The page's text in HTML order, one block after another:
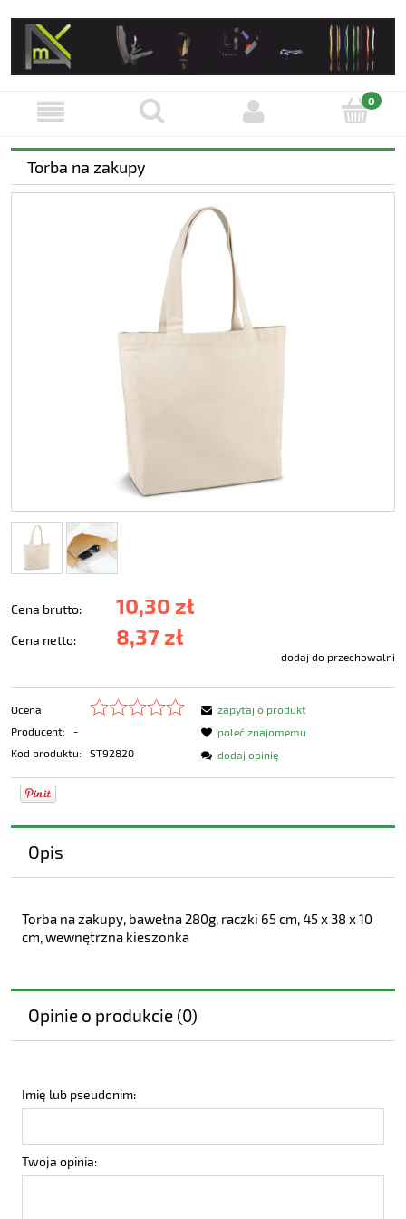
Torba na zakupy
Cena brutto: 10,30 zł
Cena netto: 8,37 zł
dodaj do przechowalni
Ocena:
Producent:
-
Kod produktu:
ST92820
zapytaj o produkt
poleć znajomemu
dodaj opinię
Opis
Torba na zakupy, bawełna 280g, raczki 65 cm, 45 x 38 x 10
cm, wewnętrzna kieszonka
Opinie o produkcie (0)
Imię lub pseudonim:
Twoja opinia: